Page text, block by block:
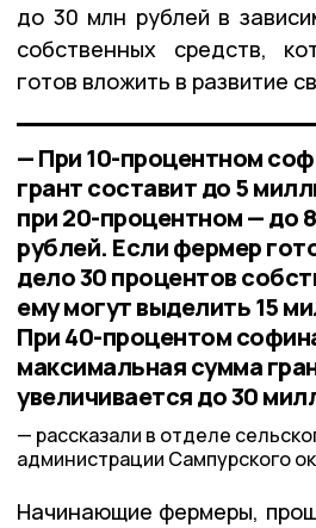
до 30 млн рублей в
собственных средств,
готов вложить в развитие
— При 10-процентном
грант составит до 5
при 20-процентном — до
рублей. Если фермер
дело 30 процентов
ему могут выделить 15
При 40-процентом
максимальная сумма
увеличивается до 30
рассказали в отделе
администрации Сампурского
Начинающие фермеры,